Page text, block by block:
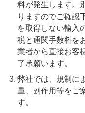
料が発生します。
りますのでご確認
を取得しない輸入
税と通関手数料を
業者から直接お客
了承願います。
弊社では、規制に
量、副作用等をご
す。